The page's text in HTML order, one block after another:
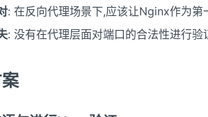
: 在反向代理场景下,应该让Nginx作为
: 没有在代理层面对端口的合法性进行验